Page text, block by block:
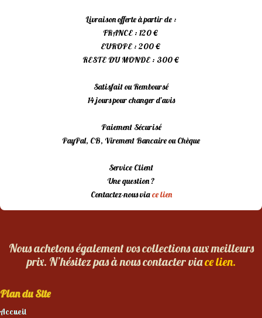
Livraison offerte à partir de :
FRANCE : 120 €
EUROPE : 200 €
RESTE DU MONDE : 300 €
Satisfait ou Remboursé
14 jours pour changer d’avis
Paiement Sécurisé
PayPal, CB, Virement Bancaire ou Chèque
Service Client
Une question ?
Contactez-nous viace lien
Nous achetons également vos collections aux meilleurs
prix. N’hésitez pas à nous contacter viace lien.
Plan du Site
Accueil